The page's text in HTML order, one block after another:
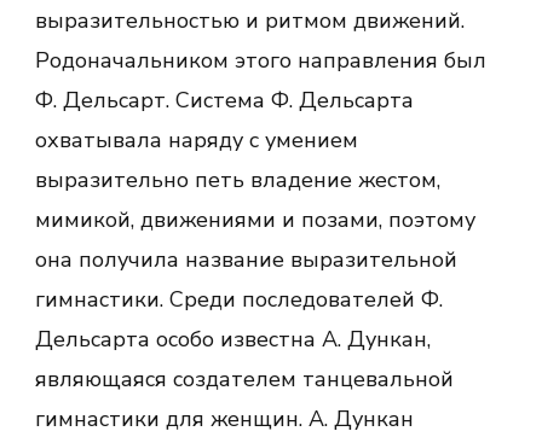
выразительностью и ритмом движений.
Родоначальником этого направления был
Ф. Дельсарт. Система Ф. Дельсарта
охватывала наряду с умением
выразительно петь владение жестом,
мимикой, движениями и позами, поэтому
она получила название выразительной
гимнастики. Среди последователей Ф.
Дельсарта особо известна А. Дункан,
являющаяся создателем танцевальной
гимнастики для женщин. А. Дункан